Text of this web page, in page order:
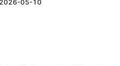
2026-05-10